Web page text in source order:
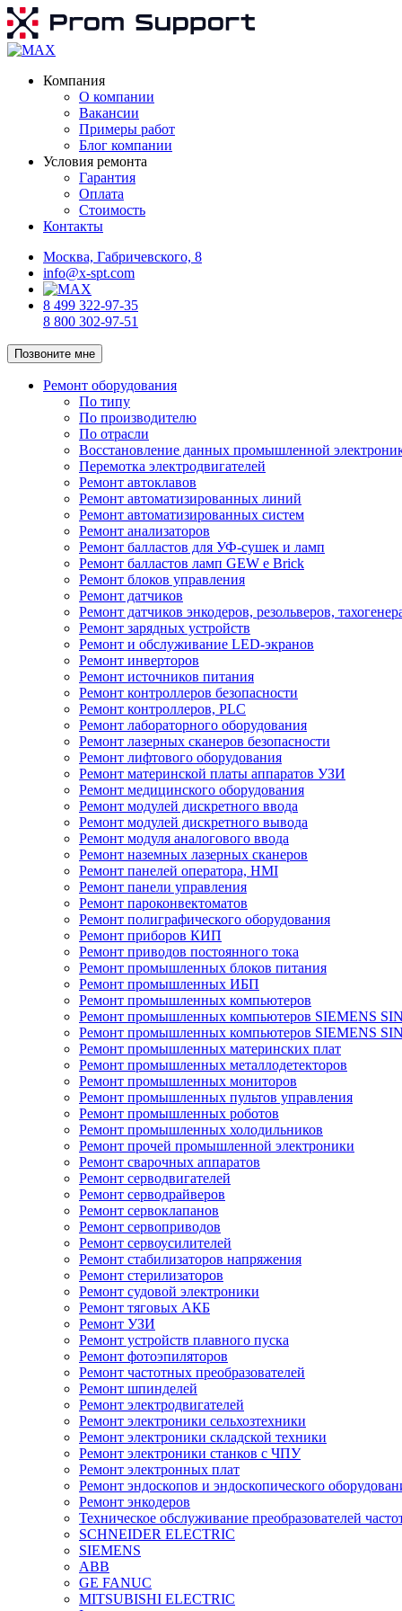
Компания
О компании
Вакансии
Примеры работ
Блог компании
Условия ремонта
Гарантия
Оплата
Стоимость
Контакты
Москва, Габричевского, 8
info@x-spt.com
8 499 322-97-35
8 800 302-97-51
Позвоните мне
Ремонт оборудования
По типу
По производителю
По отрасли
Восстановление данных промышленной
Перемотка электродвигателей
Ремонт автоклавов
Ремонт автоматизированных линий
Ремонт автоматизированных систем
Ремонт анализаторов
Ремонт балластов для УФ-сушек и ламп
Ремонт балластов ламп GEW e Brick
Ремонт блоков управления
Ремонт датчиков
Ремонт датчиков энкодеров, резольверов,
Ремонт зарядных устройств
Ремонт и обслуживание LED-экранов
Ремонт инверторов
Ремонт источников питания
Ремонт контроллеров безопасности
Ремонт контроллеров, PLC
Ремонт лабораторного оборудования
Ремонт лазерных сканеров безопасности
Ремонт лифтового оборудования
Ремонт материнской платы аппаратов УЗИ
Ремонт медицинского оборудования
Ремонт модулей дискретного ввода
Ремонт модулей дискретного вывода
Ремонт модуля аналогового ввода
Ремонт наземных лазерных сканеров
Ремонт панелей оператора, HMI
Ремонт панели управления
Ремонт пароконвектоматов
Ремонт полиграфического оборудования
Ремонт приборов КИП
Ремонт приводов постоянного тока
Ремонт промышленных блоков питания
Ремонт промышленных ИБП
Ремонт промышленных компьютеров
Ремонт промышленных компьютеров SIEMENS
Ремонт промышленных компьютеров SIEMENS
Ремонт промышленных материнских плат
Ремонт промышленных металлодетекторов
Ремонт промышленных мониторов
Ремонт промышленных пультов управления
Ремонт промышленных роботов
Ремонт промышленных холодильников
Ремонт прочей промышленной электроники
Ремонт сварочных аппаратов
Ремонт серводвигателей
Ремонт серводрайверов
Ремонт сервоклапанов
Ремонт сервоприводов
Ремонт сервоусилителей
Ремонт стабилизаторов напряжения
Ремонт стерилизаторов
Ремонт судовой электроники
Ремонт тяговых АКБ
Ремонт УЗИ
Ремонт устройств плавного пуска
Ремонт фотоэпиляторов
Ремонт частотных преобразователей
Ремонт шпинделей
Ремонт электродвигателей
Ремонт электроники сельхозтехники
Ремонт электроники складской техники
Ремонт электроники станков с ЧПУ
Ремонт электронных плат
Ремонт эндоскопов и эндоскопического
Ремонт энкодеров
Техническое обслуживание преобразователей
SCHNEIDER ELECTRIC
SIEMENS
ABB
GE FANUC
MITSUBISHI ELECTRIC